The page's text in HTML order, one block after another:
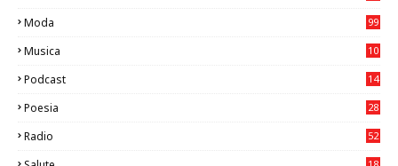
Moda 99
Musica
10
Podcast 14
Poesia 28
Radio 52